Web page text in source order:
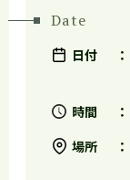
Date
日付
時間
場所